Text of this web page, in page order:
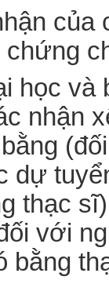
của
học và
nhận
dự
thạc
với
bằng